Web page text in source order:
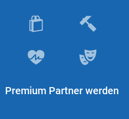
Premium Partner werden